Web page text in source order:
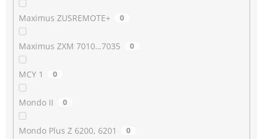
Maximus ZUSREMOTE+ 0
Maximus ZXM 7010…7035 0
MCY 1 0
Mondo II 0
Mondo Plus Z 6200, 6201 0